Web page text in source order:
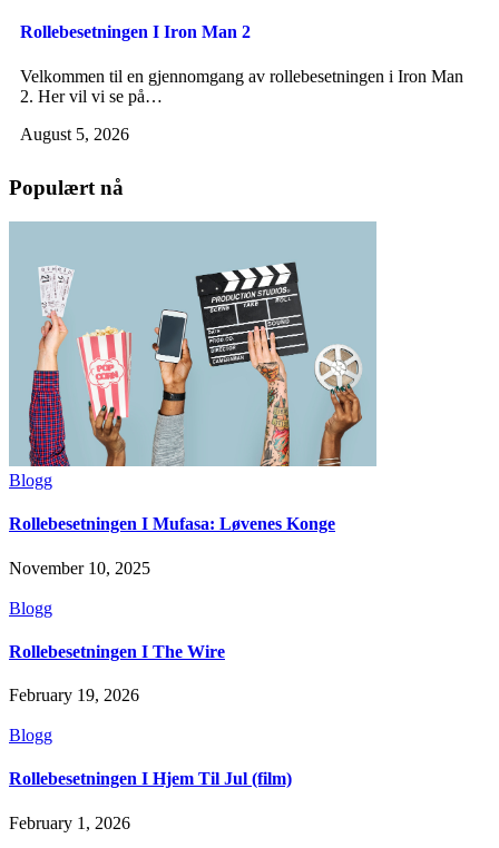
Rollebesetningen I Iron Man 2
Velkommen til en gjennomgang av rollebesetningen i Iron Man
2. Her vil vi se på…
August 5, 2026
Populært nå
Blogg
Rollebesetningen I Mufasa: Løvenes Konge
November 10, 2025
Blogg
Rollebesetningen I The Wire
February 19, 2026
Blogg
Rollebesetningen I Hjem Til Jul (film)
February 1, 2026